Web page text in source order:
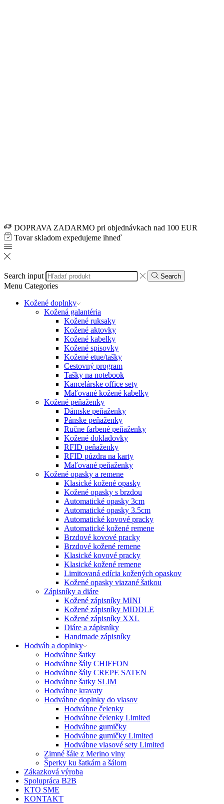
DOPRAVA ZADARMO pri objednávkach nad 100 EUR
Tovar skladom expedujeme ihneď
Search input Search
Menu Categories
Kožené doplnky
Kožená galantéria
Kožené ruksaky
Kožené aktovky
Kožené kabelky
Kožené spisovky
Kožené etue/tašky
Cestovný program
Tašky na notebook
Kancelárske office sety
Maľované kožené kabelky
Kožené peňaženky
Dámske peňaženky
Pánske peňaženky
Ručne farbené peňaženky
Kožené dokladovky
RFID peňaženky
RFID púzdra na karty
Maľované peňaženky
Kožené opasky a remene
Klasické kožené opasky
Kožené opasky s brzdou
Automatické opasky 3cm
Automatické opasky 3.5cm
Automatické kovové pracky
Automatické kožené remene
Brzdové kovové pracky
Brzdové kožené remene
Klasické kovové pracky
Klasické kožené remene
Limitovaná edícia kožených opaskov
Kožené opasky viazané šatkou
Zápisníky a diáre
Kožené zápisníky MINI
Kožené zápisníky MIDDLE
Kožené zápisníky XXL
Diáre a zápisníky
Handmade zápisníky
Hodváb a doplnky
Hodvábne šatky
Hodvábne šály CHIFFON
Hodvábne šály CREPE SATEN
Hodvábne šatky SLIM
Hodvábne kravaty
Hodvábne doplnky do vlasov
Hodvábne čelenky
Hodvábne čelenky Limited
Hodvábne gumičky
Hodvábne gumičky Limited
Hodvábne vlasové sety Limited
Zimné šále z Merino vlny
Šperky ku šatkám a šálom
Zákazková výroba
Spolupráca B2B
KTO SME
KONTAKT